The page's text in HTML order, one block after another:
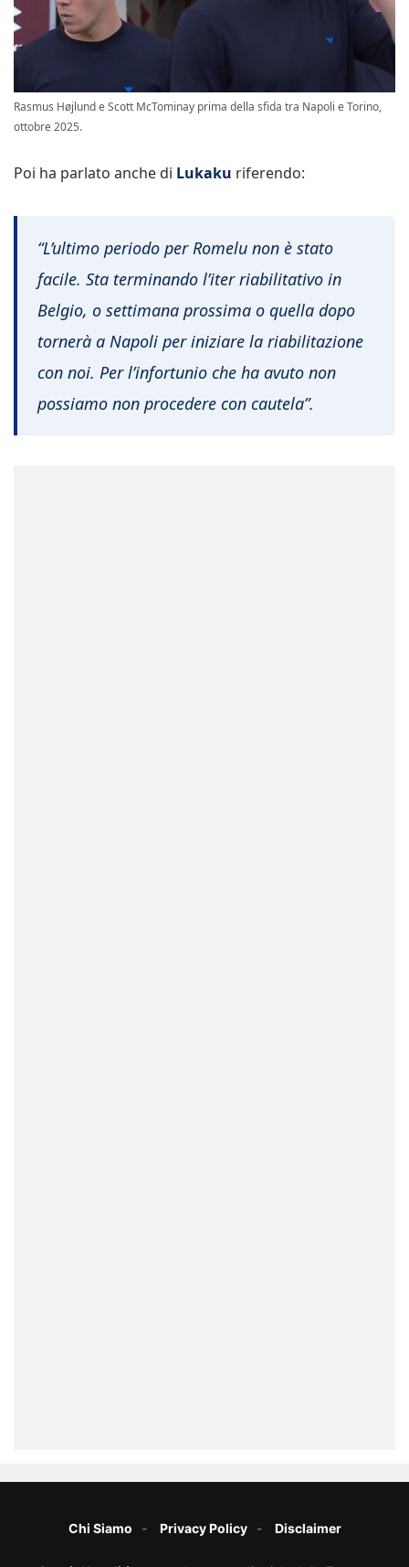
Rasmus Højlund e Scott McTominay prima della sfida tra Napoli e Torino,
ottobre 2025.
Poi ha parlato anche di Lukaku riferendo:
“L’ultimo periodo per Romelu non è stato
facile. Sta terminando l’iter riabilitativo in
Belgio, o settimana prossima o quella dopo
tornerà a Napoli per iniziare la riabilitazione
con noi. Per l’infortunio che ha avuto non
possiamo non procedere con cautela”.
Chi Siamo Privacy Policy Disclaimer